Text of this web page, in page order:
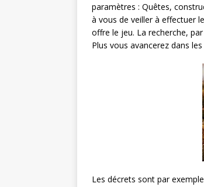
paramètres : Quêtes,
à vous de veiller à effectuer
offre le jeu. La recherche,
Plus vous avancerez dans
Les décrets sont par